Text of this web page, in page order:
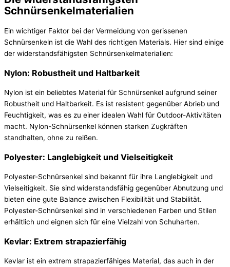
Schnürsenkelmaterialien
Ein wichtiger Faktor bei der Vermeidung von gerissenen
Schnürsenkeln ist die Wahl des richtigen Materials. Hier sind einige
der widerstandsfähigsten Schnürsenkelmaterialien:
Nylon: Robustheit und Haltbarkeit
Nylon ist ein beliebtes Material für Schnürsenkel aufgrund seiner
Robustheit und Haltbarkeit. Es ist resistent gegenüber Abrieb und
Feuchtigkeit, was es zu einer idealen Wahl für Outdoor-Aktivitäten
macht. Nylon-Schnürsenkel können starken Zugkräften
standhalten, ohne zu reißen.
Polyester: Langlebigkeit und Vielseitigkeit
Polyester-Schnürsenkel sind bekannt für ihre Langlebigkeit und
Vielseitigkeit. Sie sind widerstandsfähig gegenüber Abnutzung und
bieten eine gute Balance zwischen Flexibilität und Stabilität.
Polyester-Schnürsenkel sind in verschiedenen Farben und Stilen
erhältlich und eignen sich für eine Vielzahl von Schuharten.
Kevlar: Extrem strapazierfähig
Kevlar ist ein extrem strapazierfähiges Material, das auch in der